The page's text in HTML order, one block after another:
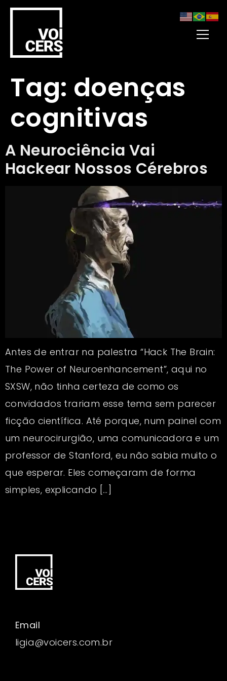
Tag: doenças
cognitivas
A Neurociência Vai
Hackear Nossos Cérebros
Antes de entrar na palestra “Hack The Brain:
The Power of Neuroenhancement”, aqui no
SXSW, não tinha certeza de como os
convidados trariam esse tema sem parecer
ficção científica. Até porque, num painel com
um neurocirurgião, uma comunicadora e um
professor de Stanford, eu não sabia muito o
que esperar. Eles começaram de forma
simples, explicando […]
Email
ligia@voicers.com.br